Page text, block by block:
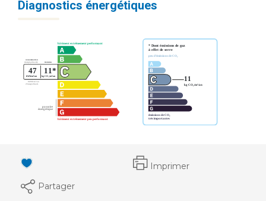
Diagnostics énergétiques
Imprimer
Partager